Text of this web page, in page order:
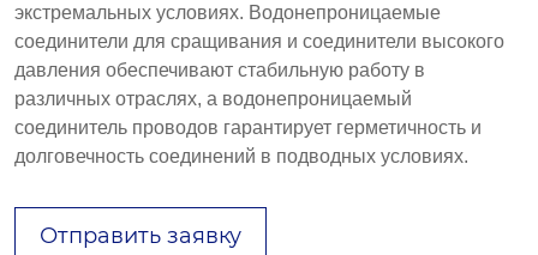
экстремальных условиях. Водонепроницаемые
соединители для сращивания и соединители высокого
давления обеспечивают стабильную работу в
различных отраслях, а водонепроницаемый
соединитель проводов гарантирует герметичность и
долговечность соединений в подводных условиях.
Отправить заявку